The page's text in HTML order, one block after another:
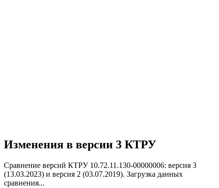
Изменения в версии 3 КТРУ
Сравнение версий КТРУ 10.72.11.130-00000006: версия 3
(13.03.2023) и версия 2 (03.07.2019). Загрузка данных
сравнения...